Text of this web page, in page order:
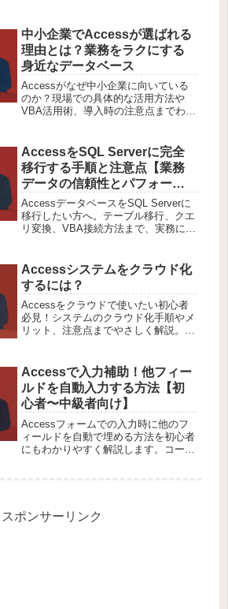
中小企業でAccessが選ばれる
理由とは？業務をラクにする
身近なデータベース
Accessがなぜ中小企業に向いている
のか？現場での具体的な活用方法や
VBA活用術、導入時の注意点までわか
AccessをSQL Serverに完全
移行する手順と注意点【業務
データの信頼性とパフォーマ
ンス向上】
AccessデータベースをSQL Serverに
移行したい方へ。テーブル移行、クエ
リ変換、VBA接続方法まで、実務に役
Accessシステムをクラウド化
するには？
Accessをクラウドで使いたい初心者
必見！システムのクラウド化手順やメ
リット、注意点までやさしく解説。実
Accessで入力補助！他フィー
ルドを自動入力する方法【初
心者〜中級者向け】
Accessフォームでの入力時に他のフ
ィールドを自動で埋める方法を初心者
にもわかりやすく解説します。コード
スポンサーリンク